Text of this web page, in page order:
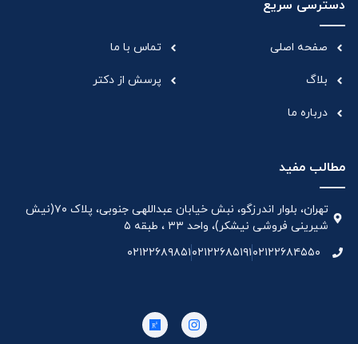
دسترسی سریع
صفحه اصلی
بلاگ
درباره ما
تماس با ما
پرسش از دکتر
مطالب مفید
تهران، بلوار اندرزگو، نبش خیابان عبداللهی جنوبی، پلاک ۷۰(نیش
شیرینی فروشی نیشکر)، واحد ۳۳ ، طبقه ۵
۰۲۱۲۲۶۸۴۵۵۰۰۲۱۲۲۶۸۵۱۹۱۰۲۱۲۲۶۸۹۸۵۱